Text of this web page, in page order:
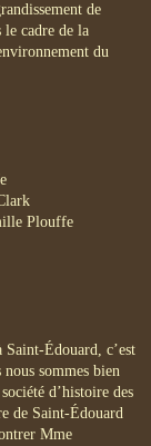
de
cadre de la
du
Plouffe
Édouard, c’est
sommes bien
d’histoire des
de Saint-Édouard
Mme